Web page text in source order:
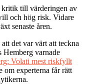
kritik till värderingen av
och hög risk. Vidare
senaste åren.
det var värt att teckna
Hemberg varnade
Volati mest riskfyllt
om experterna får rätt